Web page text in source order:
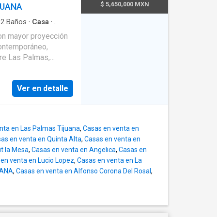
con centros
servicios de la
o
y baño completo -
- Área de lavado
para dos autos -
- Pisos de loseta -
natural - Viviendas
en block y
en Tijuana, con
2 Baños · Casa ·
mayor proyección
Las Palmas,
principales,
para visitas -
Sala y comedor con
estadio Caliente e
minisplit - Patio
garden privado
y loseta
2 autos, bodega
Ver en detalle
$ 5,650,000 MXN
en Las Palmas Tijuana, Casas en venta en
en venta en Quinta Alta, Casas en venta en
la Mesa, Casas en venta en Angelica, Casas en
venta en Lucio Lopez, Casas en venta en La
, Casas en venta en Alfonso Corona Del Rosal ,